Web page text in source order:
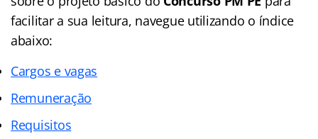
facilitar a sua leitura, navegue utilizando o índice
abaixo:
Cargos e vagas
Remuneração
Requisitos